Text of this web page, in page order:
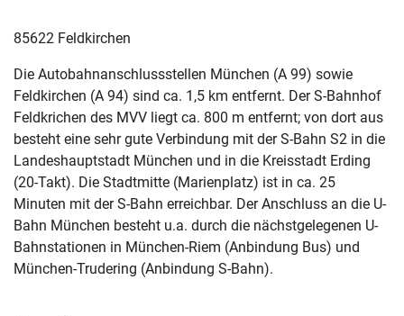
85622 Feldkirchen
Die Autobahnanschlussstellen München (A 99) sowie
Feldkirchen (A 94) sind ca. 1,5 km entfernt. Der S-Bahnhof
Feldkrichen des MVV liegt ca. 800 m entfernt; von dort aus
besteht eine sehr gute Verbindung mit der S-Bahn S2 in die
Landeshauptstadt München und in die Kreisstadt Erding
(20-Takt). Die Stadtmitte (Marienplatz) ist in ca. 25
Minuten mit der S-Bahn erreichbar. Der Anschluss an die U-
Bahn München besteht u.a. durch die nächstgelegenen U-
Bahnstationen in München-Riem (Anbindung Bus) und
München-Trudering (Anbindung S-Bahn).